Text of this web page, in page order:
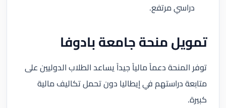
دراسي مرتفع.
تمويل منحة جامعة بادوفا
توفر المنحة دعماً مالياً جيداً يساعد الطلاب الدوليين على
متابعة دراستهم في إيطاليا دون تحمل تكاليف مالية
كبيرة.